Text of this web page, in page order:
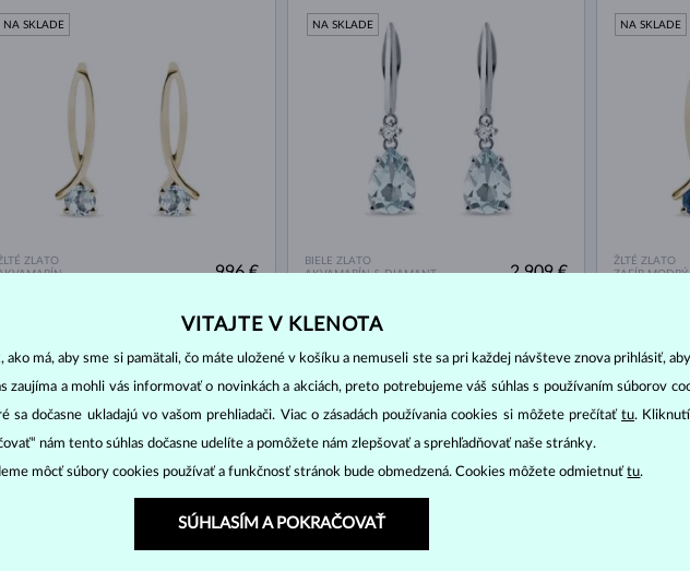
ZLATO
NA SKLADE
996 €
BIELE ZLATO
AKVAMARÍN & DIAMANT
NA SKLADE
2 909 €
ŽLTÉ ZLATO
ZAFÍR MODRÝ
NA SKLADE
NA SKLADE
VITAJTE V KLENOTA
má, aby sme si pamätali, čo máte uložené v košíku a nemuseli ste sa pri každej návšteve znova prihlásiť,
zaujíma a mohli vás informovať o novinkách a akciách, preto potrebujeme váš súhlas s používaním súborov
sa dočasne ukladajú vo vašom prehliadači. Viac o zásadách používania cookies si môžete prečítaťtu.
nám tento súhlas dočasne udelíte a pomôžete nám zlepšovať a sprehľadňovať naše stránky.
môcť súbory cookies používať a funkčnosť stránok bude obmedzená. Cookies môžete odmietnuťtu.
SÚHLASÍM A POKRAČOVAŤ